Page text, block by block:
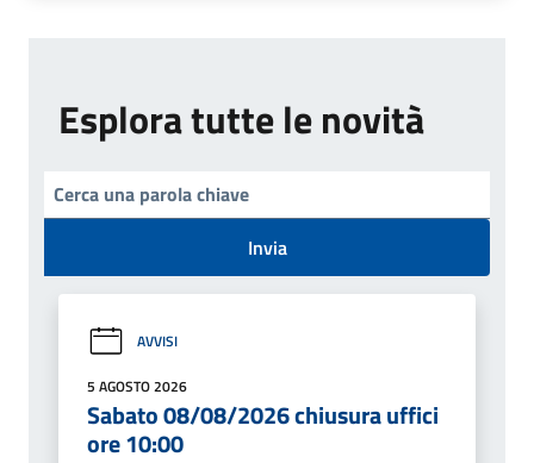
Esplora tutte le novità
Invia
AVVISI
5 AGOSTO 2026
Sabato 08/08/2026 chiusura uffici
ore 10:00